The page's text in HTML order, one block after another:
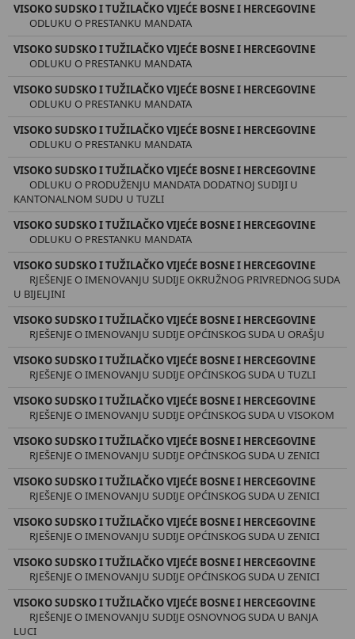
VISOKO SUDSKO I TUŽILAČKO VIJEĆE BOSNE I HERCEGOVINE
ODLUKU O PRESTANKU MANDATA
VISOKO SUDSKO I TUŽILAČKO VIJEĆE BOSNE I HERCEGOVINE
ODLUKU O PRESTANKU MANDATA
VISOKO SUDSKO I TUŽILAČKO VIJEĆE BOSNE I HERCEGOVINE
ODLUKU O PRESTANKU MANDATA
VISOKO SUDSKO I TUŽILAČKO VIJEĆE BOSNE I HERCEGOVINE
ODLUKU O PRESTANKU MANDATA
VISOKO SUDSKO I TUŽILAČKO VIJEĆE BOSNE I HERCEGOVINE
ODLUKU O PRODUŽENJU MANDATA DODATNOJ SUDIJI U
KANTONALNOM SUDU U TUZLI
VISOKO SUDSKO I TUŽILAČKO VIJEĆE BOSNE I HERCEGOVINE
ODLUKU O PRESTANKU MANDATA
VISOKO SUDSKO I TUŽILAČKO VIJEĆE BOSNE I HERCEGOVINE
RJEŠENJE O IMENOVANJU SUDIJE OKRUŽNOG PRIVREDNOG SUDA
U BIJELJINI
VISOKO SUDSKO I TUŽILAČKO VIJEĆE BOSNE I HERCEGOVINE
RJEŠENJE O IMENOVANJU SUDIJE OPĆINSKOG SUDA U ORAŠJU
VISOKO SUDSKO I TUŽILAČKO VIJEĆE BOSNE I HERCEGOVINE
RJEŠENJE O IMENOVANJU SUDIJE OPĆINSKOG SUDA U TUZLI
VISOKO SUDSKO I TUŽILAČKO VIJEĆE BOSNE I HERCEGOVINE
RJEŠENJE O IMENOVANJU SUDIJE OPĆINSKOG SUDA U VISOKOM
VISOKO SUDSKO I TUŽILAČKO VIJEĆE BOSNE I HERCEGOVINE
RJEŠENJE O IMENOVANJU SUDIJE OPĆINSKOG SUDA U ZENICI
VISOKO SUDSKO I TUŽILAČKO VIJEĆE BOSNE I HERCEGOVINE
RJEŠENJE O IMENOVANJU SUDIJE OPĆINSKOG SUDA U ZENICI
VISOKO SUDSKO I TUŽILAČKO VIJEĆE BOSNE I HERCEGOVINE
RJEŠENJE O IMENOVANJU SUDIJE OPĆINSKOG SUDA U ZENICI
VISOKO SUDSKO I TUŽILAČKO VIJEĆE BOSNE I HERCEGOVINE
RJEŠENJE O IMENOVANJU SUDIJE OPĆINSKOG SUDA U ZENICI
VISOKO SUDSKO I TUŽILAČKO VIJEĆE BOSNE I HERCEGOVINE
RJEŠENJE O IMENOVANJU SUDIJE OSNOVNOG SUDA U BANJA
LUCI